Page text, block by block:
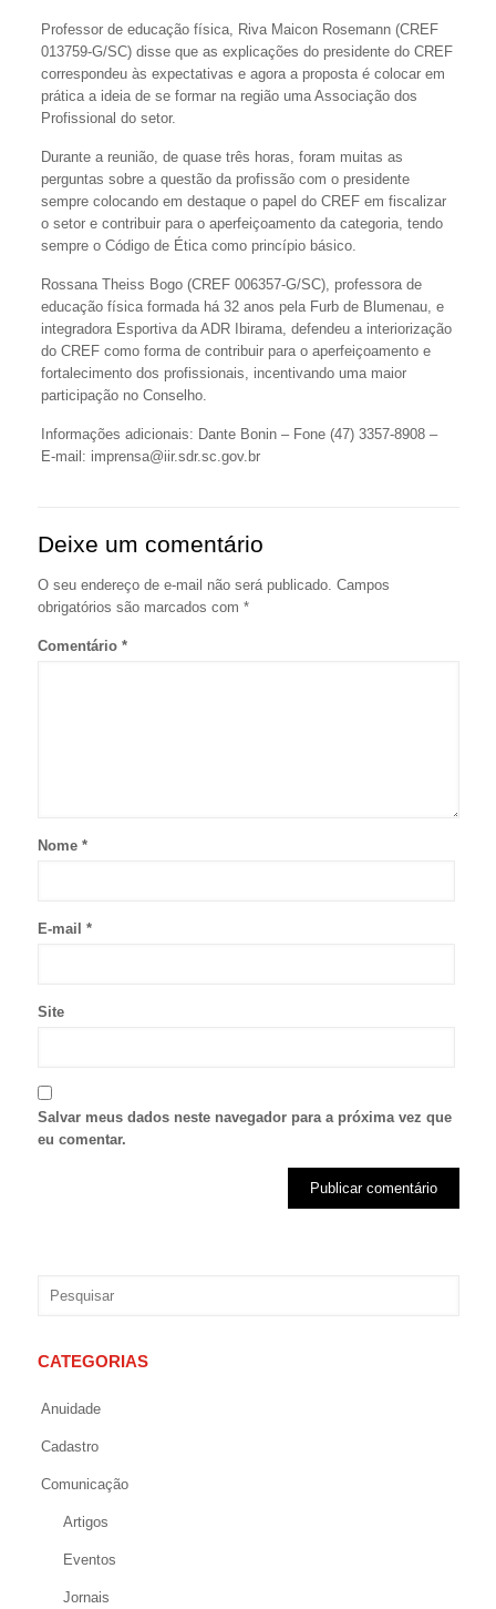
Professor de educação física, Riva Maicon Rosemann (CREF
013759-G/SC) disse que as explicações do presidente do CREF
correspondeu às expectativas e agora a proposta é colocar em
prática a ideia de se formar na região uma Associação dos
Profissional do setor.
Durante a reunião, de quase três horas, foram muitas as
perguntas sobre a questão da profissão com o presidente
sempre colocando em destaque o papel do CREF em fiscalizar
o setor e contribuir para o aperfeiçoamento da categoria, tendo
sempre o Código de Ética como princípio básico.
Rossana Theiss Bogo (CREF 006357-G/SC), professora de
educação física formada há 32 anos pela Furb de Blumenau, e
integradora Esportiva da ADR Ibirama, defendeu a interiorização
do CREF como forma de contribuir para o aperfeiçoamento e
fortalecimento dos profissionais, incentivando uma maior
participação no Conselho.
Informações adicionais: Dante Bonin – Fone (47) 3357-8908 –
E-mail: imprensa@iir.sdr.sc.gov.br
Deixe um comentário
O seu endereço de e-mail não será publicado. Campos
obrigatórios são marcados com *
Comentário *
Nome *
E-mail *
Site
Salvar meus dados neste navegador para a próxima vez que
eu comentar.
CATEGORIAS
Anuidade
Cadastro
Comunicação
Artigos
Eventos
Jornais